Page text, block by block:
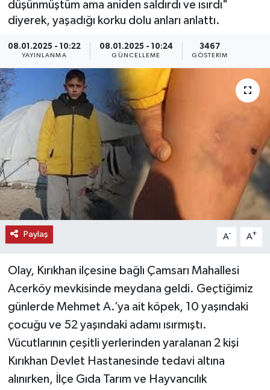
düşünmüştüm ama aniden saldırdı ve ısırdı"
diyerek, yaşadığı korku dolu anları anlattı.
08.01.2025 - 10:22
YAYINLANMA
08.01.2025 - 10:24
GÜNCELLEME
3467
GÖSTERIM
Paylaş A- A+
Olay, Kırıkhan ilçesine bağlı Çamsarı Mahallesi
Acerköy mevkisinde meydana geldi. Geçtiğimiz
günlerde Mehmet A.’ya ait köpek, 10 yaşındaki
çocuğu ve 52 yaşındaki adamı ısırmıştı.
Vücutlarının çeşitli yerlerinden yaralanan 2 kişi
Kırıkhan Devlet Hastanesinde tedavi altına
alınırken, İlçe Gıda Tarım ve Hayvancılık
KÜLTÜR - SANAT
ÖZEL HABER
SAĞLIK
SPOR
TEKNOLOJİ
TİCARET
YAŞAM